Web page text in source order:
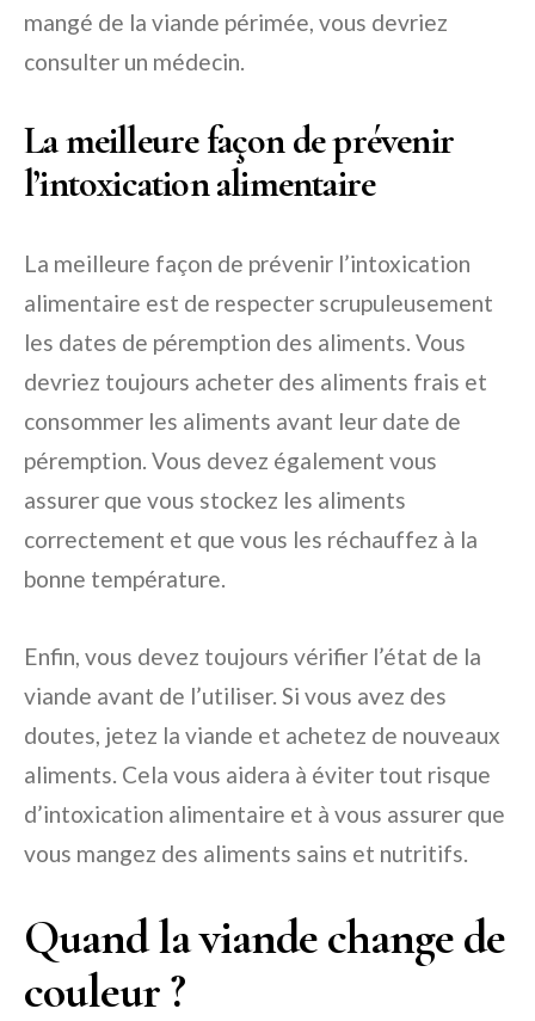
mangé de la viande périmée, vous devriez
consulter un médecin.
La meilleure façon de prévenir
l’intoxication alimentaire
La meilleure façon de prévenir l’intoxication
alimentaire est de respecter scrupuleusement
les dates de péremption des aliments. Vous
devriez toujours acheter des aliments frais et
consommer les aliments avant leur date de
péremption. Vous devez également vous
assurer que vous stockez les aliments
correctement et que vous les réchauffez à la
bonne température.
Enfin, vous devez toujours vérifier l’état de la
viande avant de l’utiliser. Si vous avez des
doutes, jetez la viande et achetez de nouveaux
aliments. Cela vous aidera à éviter tout risque
d’intoxication alimentaire et à vous assurer que
vous mangez des aliments sains et nutritifs.
Quand la viande change de
couleur ?